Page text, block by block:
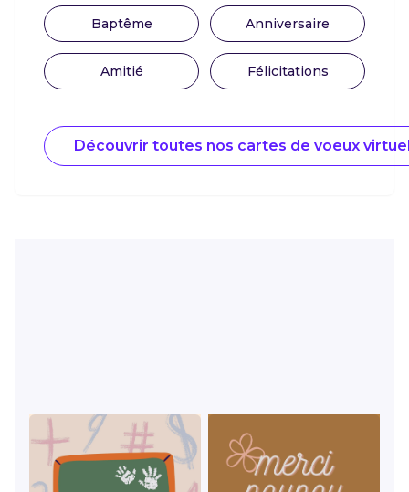
Baptême Anniversaire
Amitié Félicitations
Découvrir toutes nos cartes de voeux